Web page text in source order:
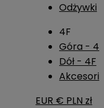
Odżywki
4F
Góra -
Dół - 4F
EUR € PLN zł